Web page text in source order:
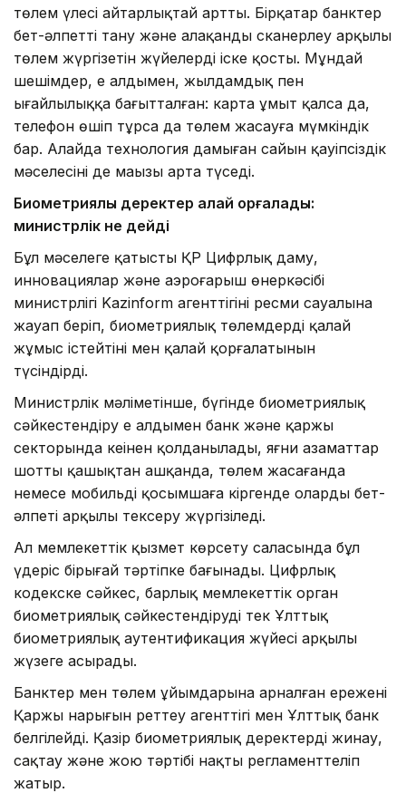
төлем үлесі айтарлықтай артты. Бірқатар банктер
бет-әлпетті тану және алақанды сканерлеу арқылы
төлем жүргізетін жүйелерді іске қосты. Мұндай
шешімдер, ең алдымен, жылдамдық пен
ыңғайлылыққа бағытталған: карта ұмыт қалса да,
телефон өшіп тұрса да төлем жасауға мүмкіндік
бар. Алайда технология дамыған сайын қауіпсіздік
мәселесінің де маңызы арта түседі.
Биометриялық деректер қалай қорғалады:
министрлік не дейді
Бұл мәселеге қатысты ҚР Цифрлық даму,
инновациялар және аэроғарыш өнеркәсібі
министрлігі Kazinform агенттігінің ресми сауалына
жауап беріп, биометриялық төлемдердің қалай
жұмыс істейтіні мен қалай қорғалатынын
түсіндірді.
Министрлік мәліметінше, бүгінде биометриялық
сәйкестендіру ең алдымен банк және қаржы
секторында кеңінен қолданылады, яғни азаматтар
шотты қашықтан ашқанда, төлем жасағанда
немесе мобильді қосымшаға кіргенде олардың бет-
әлпеті арқылы тексеру жүргізіледі.
Ал мемлекеттік қызмет көрсету саласында бұл
үдеріс бірыңғай тәртіпке бағынады. Цифрлық
кодекске сәйкес, барлық мемлекеттік орган
биометриялық сәйкестендіруді тек Ұлттық
биометриялық аутентификация жүйесі арқылы
жүзеге асырады.
Банктер мен төлем ұйымдарына арналған ережені
Қаржы нарығын реттеу агенттігі мен Ұлттық банк
белгілейді. Қазір биометриялық деректерді жинау,
сақтау және жою тәртібі нақты регламенттеліп
жатыр.